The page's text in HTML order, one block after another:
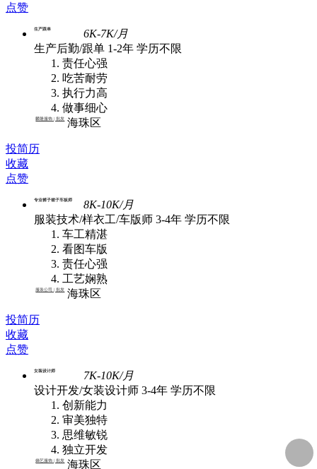
点赞
生产跟单
6K-7K/月
生产后勤/跟单 1-2年 学历不限
责任心强
吃苦耐劳
执行力高
做事细心
麟隆服饰 | 批发 海珠区
投简历
收藏
点赞
专业裤子裙子车板师
8K-10K/月
服装技术/样衣工/车版师 3-4年 学历不限
车工精湛
看图车版
责任心强
工艺娴熟
服装公司 | 批发 海珠区
投简历
收藏
点赞
女装设计师
7K-10K/月
设计开发/女装设计师 3-4年 学历不限
创新能力
审美独特
思维敏锐
独立开发
嫡艺服饰 | 批发 海珠区